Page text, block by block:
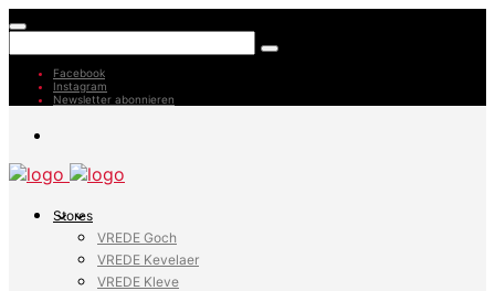
Facebook
Instagram
Newsletter abonnieren
Stores
VREDE Goch
VREDE Kevelaer
VREDE Kleve